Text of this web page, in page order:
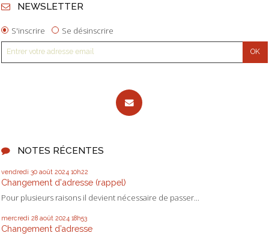
NEWSLETTER
S'inscrire Se désinscrire
NOTES RÉCENTES
vendredi 30 août 2024 10h22
Changement d'adresse (rappel)
Pour plusieurs raisons il devient nécessaire de passer...
mercredi 28 août 2024 18h53
Changement d’adresse